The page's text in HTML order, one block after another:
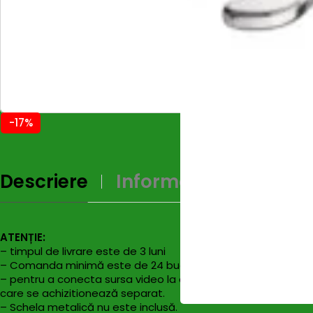
-17%
Descriere Informații
ATENȚIE:
– timpul de livrare este de 3 luni
– Comanda minimă este de 24 buc ( 24 buc = ecran de 2
– pentru a conecta sursa video la ecranul LED este esențial
care se achizitionează separat.
– Schela metalică nu este inclusă.